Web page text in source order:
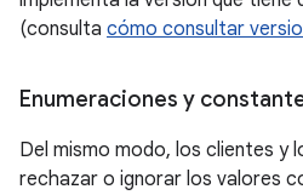
(consulta cómo consultar
Enumeraciones y
Del mismo modo, los clientes y
rechazar o ignorar los valores